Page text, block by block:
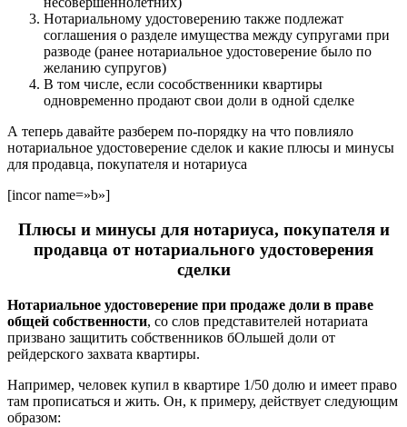
Нотариальному удостоверению также подлежат
соглашения о разделе имущества между супругами при
разводе (ранее нотариальное удостоверение было по
желанию супругов)
В том числе, если сособственники квартиры
одновременно продают свои доли в одной сделке
А теперь давайте разберем по-порядку на что повлияло
нотариальное удостоверение сделок и какие плюсы и минусы
для продавца, покупателя и нотариуса
[incor name=»b»]
Плюсы и минусы для нотариуса, покупателя и
продавца от нотариального удостоверения
сделки
Нотариальное удостоверение при продаже доли в праве
общей собственности, со слов представителей нотариата
призвано защитить собственников бОльшей доли от
рейдерского захвата квартиры.
Например, человек купил в квартире 1/50 долю и имеет право
там прописаться и жить. Он, к примеру, действует следующим
образом: